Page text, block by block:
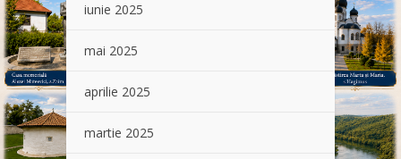
iunie 2025
mai 2025
aprilie 2025
martie 2025